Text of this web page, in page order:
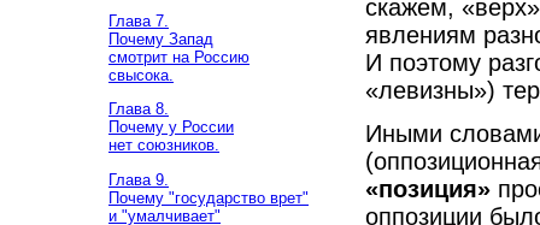
Глава 7.
Почему Запад
смотрит на Россию
свысока.
Глава 8.
Почему у России
нет союзников.
Глава 9.
Почему "государство врет"
и "умалчивает"
скажем,
явлениям
И поэтому
«левизны»)
Иными
«позиция»
оппозиции